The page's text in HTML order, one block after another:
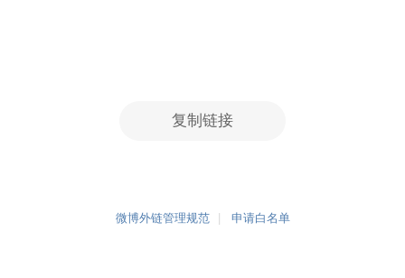
复制链接
微博外链管理规范 申请白名单